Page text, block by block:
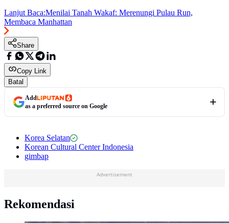
Lanjut Baca:Menilai Tanah Wakaf: Merenungi Pulau Run,
Membaca Manhattan
Share
Copy Link
Batal
Add
as a preferred source on Google
Korea Selatan
Korean Cultural Center Indonesia
gimbap
Advertisement
Rekomendasi